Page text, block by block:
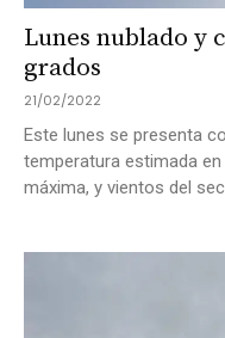
Lunes nublado y
grados
21/02/2022
Este lunes se presenta
temperatura estimada
máxima, y vientos del